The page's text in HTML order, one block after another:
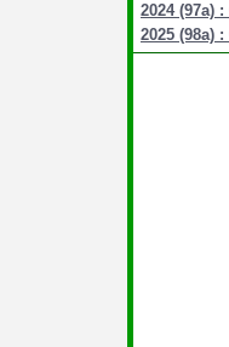
2024 (97a)
2025 (98a)